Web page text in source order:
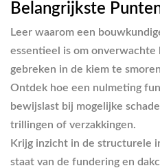
Belangrijkste
Leer waarom een
essentieel is om onverwachte
gebreken in de kiem te
Ontdek hoe een nulmeting
bewijslast bij mogelijke
trillingen of verzakkingen.
Krijg inzicht in de structurele
staat van de fundering en